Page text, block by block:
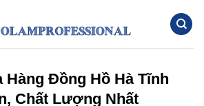
Hàng Đồng Hồ Hà Tĩnh
Chất Lượng Nhất